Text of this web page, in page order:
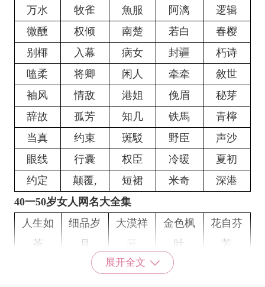
万水
牧雀 魚服 阿漓
逻辑
微醺
权倾 南楚 若白
春樱
别檌
入幕 病女 封疆
朽诗
嗑柔
将卿 闲人 牵牵
敘世
袖风
情敌 港姐 俛眉
秘芽
辞故
孤芳 知几 铁馬
青檸
当真
约束 斑駁 野臣
声沙
眼线
行囊 权臣 冷暖
夏初
约定
颠覆, 短裙 米奇
深港
40一50岁女人网名大全集
人生如
茶
细品岁
月
大漠祥
云
金色枫
叶
花自芬
芳
别样别
枫叶落
英英快
展开全文